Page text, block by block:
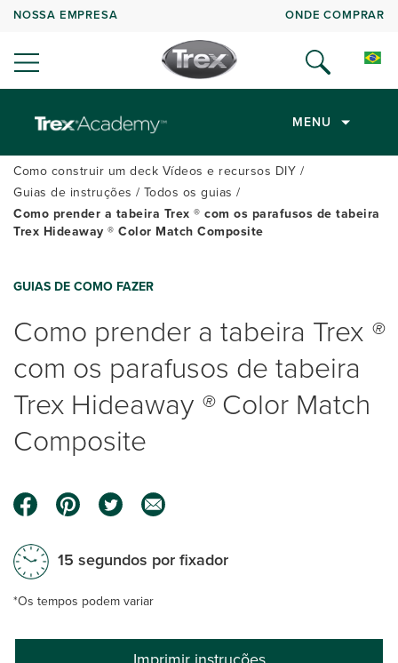
NOSSA EMPRESA ONDE COMPRAR
MENU
Como construir um deck Vídeos e recursos DIY
Guias de instruções
Todos os guias
Como prender a tabeira Trex ® com os parafusos de tabeira
Trex Hideaway ® Color Match Composite
GUIAS DE COMO FAZER
Como prender a tabeira Trex ®
com os parafusos de tabeira
Trex Hideaway ®Color Match
Composite
15 segundos por fixador
*Os tempos podem variar